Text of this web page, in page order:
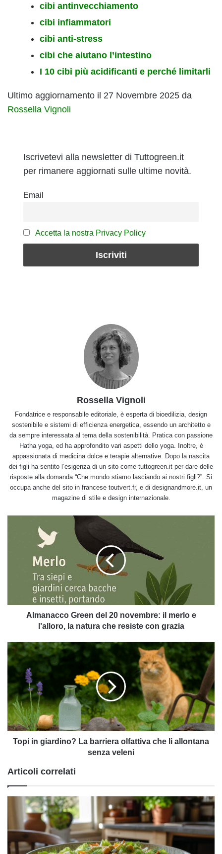
cibi antinvecchiamento
cibi infiammatori
cibi anti-stress
cibi che aiutano l’intestino
I 10 cibi più acidificanti e perché limitarli
Ultimo aggiornamento il 27 Novembre 2025 da
Rossella Vignoli
Iscrivetevi alla newsletter di Tuttogreen.it
per rimanere aggiornati sulle ultime novità.
Email
Accetta la nostra Privacy Policy
Rossella Vignoli
Fondatrice e responsabile editoriale, è esperta di bioedilizia, design
sostenibile e sistemi di efficienza energetica, essendo un architetto e
da sempre interessata al tema della sostenibilità. Pratica con passione
Hatha yoga, ed ha approfondito vari aspetti dello yoga. Inoltre, è
appassionata di medicina dolce e terapie alternative. Dopo la nascita
dei figli ha sentito l’esigenza di un sito come tuttogreen.it per dare delle
risposte alla domanda “Che mondo stiamo lasciando ai nostri figli?”. Si
occupa anche del sito in francese toutvert.fr, e di designandmore.it, un
magazine di stile e design internazionale.
novembre:
l’alloro,
resiste
con
grazia
Almanacco Green del 20 novembre: il merlo e
l’alloro, la natura che resiste con grazia
Topi
in
giardino?
barriera
olfattiva
che
li
allontana
senza
Topi in giardino? La barriera olfattiva che li allontana
senza veleni
Articoli correlati